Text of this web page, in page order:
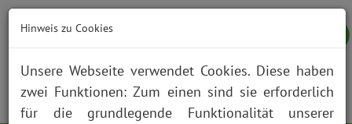
NOTFALL KONTAKT ANFAHRT JOBS SUCHE
Hinweis zu Cookies
Unsere Webseite verwendet Cookies. Diese haben
zwei Funktionen: Zum einen sind sie erforderlich
für die grundlegende Funktionalität unserer